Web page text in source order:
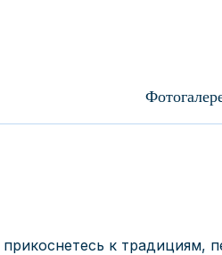
к традициям,